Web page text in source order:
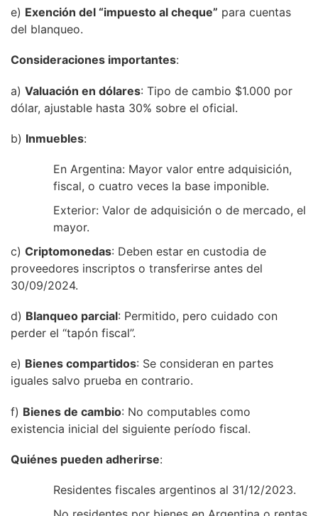
e) Exención del “impuesto al cheque” para cuentas
del blanqueo.
Consideraciones importantes:
a) Valuación en dólares: Tipo de cambio $1.000 por
dólar, ajustable hasta 30% sobre el oficial.
b) Inmuebles:
En Argentina: Mayor valor entre adquisición,
fiscal, o cuatro veces la base imponible.
Exterior: Valor de adquisición o de mercado, el
mayor.
c) Criptomonedas: Deben estar en custodia de
proveedores inscriptos o transferirse antes del
30/09/2024.
d) Blanqueo parcial: Permitido, pero cuidado con
perder el “tapón fiscal”.
e) Bienes compartidos: Se consideran en partes
iguales salvo prueba en contrario.
f) Bienes de cambio: No computables como
existencia inicial del siguiente período fiscal.
Quiénes pueden adherirse:
Residentes fiscales argentinos al 31/12/2023.